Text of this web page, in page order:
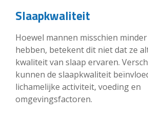
Slaapkwaliteit
Hoewel mannen misschien
hebben, betekent dit niet dat ze
kwaliteit van slaap ervaren.
kunnen de slaapkwaliteit
lichamelijke activiteit, voeding en
omgevingsfactoren.